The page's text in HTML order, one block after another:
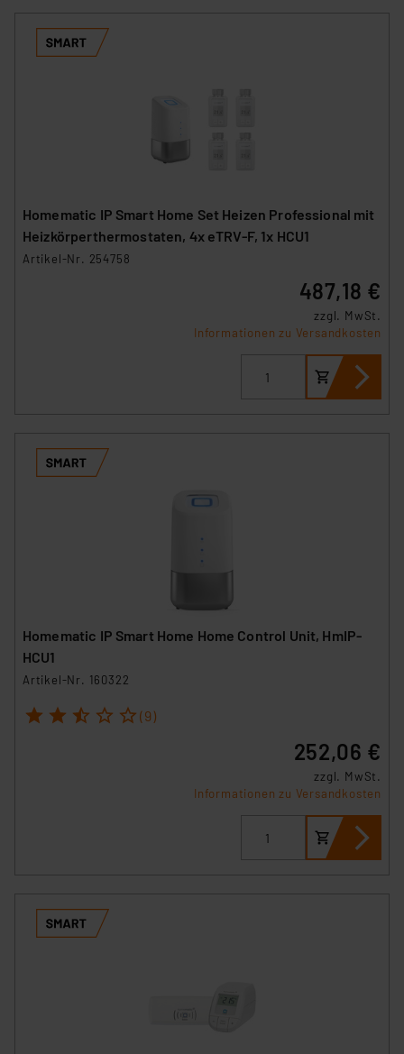
Homematic IP Smart Home Set Heizen Professional mit
Heizkörperthermostaten, 4x eTRV-F, 1x HCU1
Artikel-Nr. 254758
487,18 €
zzgl. MwSt.
Informationen zu Versandkosten
Homematic IP Smart Home Home Control Unit, HmIP-
HCU1
Artikel-Nr. 160322
1 2 3 4 5 (9)
252,06 €
zzgl. MwSt.
Informationen zu Versandkosten